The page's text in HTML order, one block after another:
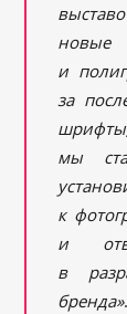
и
за
мы
к
и
в
бренда».